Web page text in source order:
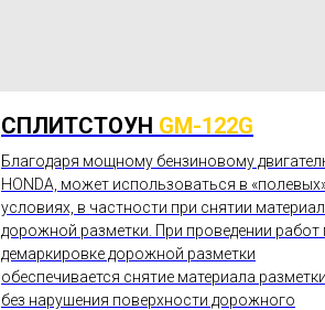
СПЛИТСТОУН GM-122G
Благодаря мощному бензиновому
HONDA, может использоваться в
условиях, в частности при снятии
дорожной разметки. При проведении работ
демаркировке дорожной разметки
обеспечивается снятие материала разметки
без нарушения поверхности дорожного